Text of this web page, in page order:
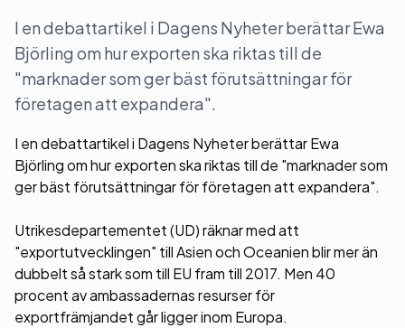
I en debattartikel i Dagens Nyheter berättar Ewa
Björling om hur exporten ska riktas till de
"marknader som ger bäst förutsättningar för
företagen att expandera".
I en debattartikel i Dagens Nyheter berättar Ewa
Björling om hur exporten ska riktas till de "marknader som
ger bäst förutsättningar för företagen att expandera".
Utrikesdepartementet (UD) räknar med att
"exportutvecklingen" till Asien och Oceanien blir mer än
dubbelt så stark som till EU fram till 2017. Men 40
procent av ambassadernas resurser för
exportfrämjandet går ligger inom Europa.